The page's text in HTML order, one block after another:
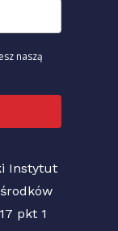
naszą
Instytut
pkt 1